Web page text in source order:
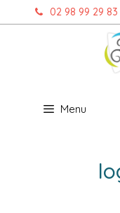
au
02 98 99 29 83
Menu